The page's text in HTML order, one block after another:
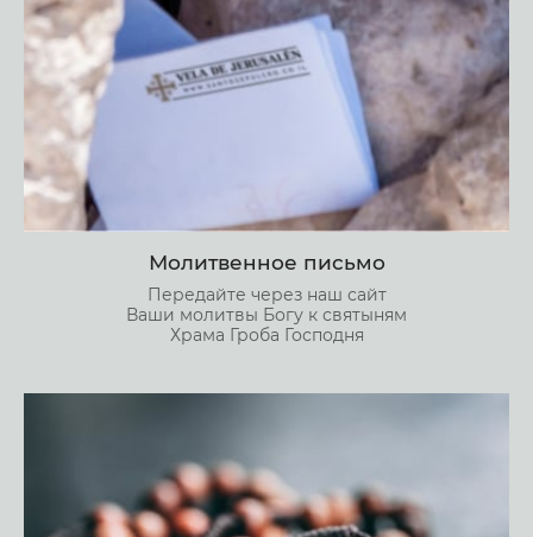
Молитвенное письмо
Передайте через наш сайт
Ваши молитвы Богу к святыням
Храма Гроба Господня